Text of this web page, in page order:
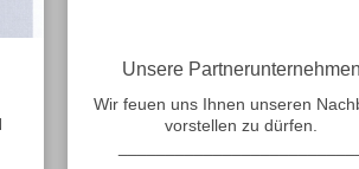
Unsere
Wir feuen uns Ihnen unseren
vorstellen zu dürfen.